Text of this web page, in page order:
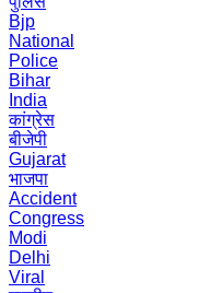
Bjp
National
Police
Bihar
India
कांग्रेस
बीजेपी
Gujarat
भाजपा
Accident
Congress
Modi
Delhi
Viral